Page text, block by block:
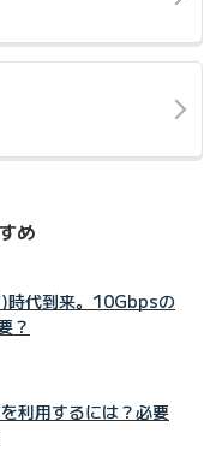
め
時代到来。10Gbpsの
？
利用するには？必要